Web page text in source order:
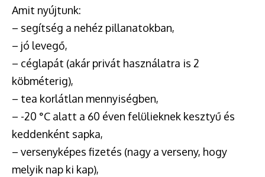
Amit nyújtunk:
– segítség a nehéz pillanatokban,
– jó levegő,
– céglapát (akár privát használatra is 2
köbméterig),
– tea korlátlan mennyiségben,
– -20 °C alatt a 60 éven felülieknek kesztyű és
keddenként sapka,
– versenyképes fizetés (nagy a verseny, hogy
melyik nap ki kap),